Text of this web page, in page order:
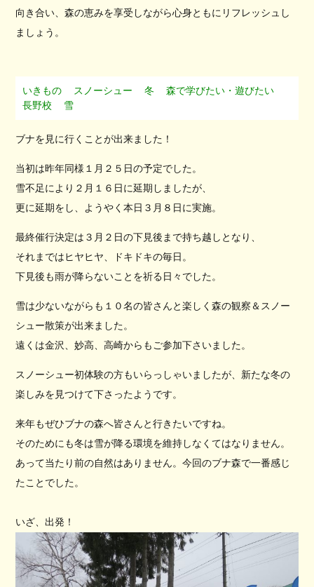
向き合い、森の恵みを享受しながら心身ともにリフレッシュし
ましょう。
いきもの スノーシュー 冬
森で学びたい・遊びたい
長野校
雪
ブナを見に行くことが出来ました！
当初は昨年同様１月２５日の予定でした。
雪不足により２月１６日に延期しましたが、
更に延期をし、ようやく本日３月８日に実施。
最終催行決定は３月２日の下見後まで持ち越しとなり、
それまではヒヤヒヤ、ドキドキの毎日。
下見後も雨が降らないことを祈る日々でした。
雪は少ないながらも１０名の皆さんと楽しく森の観察＆スノー
シュー散策が出来ました。
遠くは金沢、妙高、高崎からもご参加下さいました。
スノーシュー初体験の方もいらっしゃいましたが、新たな冬の
楽しみを見つけて下さったようです。
来年もぜひブナの森へ皆さんと行きたいですね。
そのためにも冬は雪が降る環境を維持しなくてはなりません。
あって当たり前の自然はありません。今回のブナ森で一番感じ
たことでした。
いざ、出発！